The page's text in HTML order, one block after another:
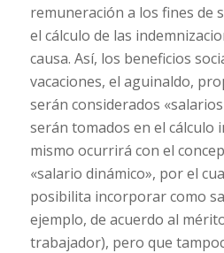
remuneración a los fines de
el cálculo de las
causa. Así, los beneficios
vacaciones, el aguinaldo,
serán considerados
serán tomados en el cálculo
mismo ocurrirá con el
«salario dinámico», por el
posibilita incorporar como
ejemplo, de acuerdo al
trabajador), pero que